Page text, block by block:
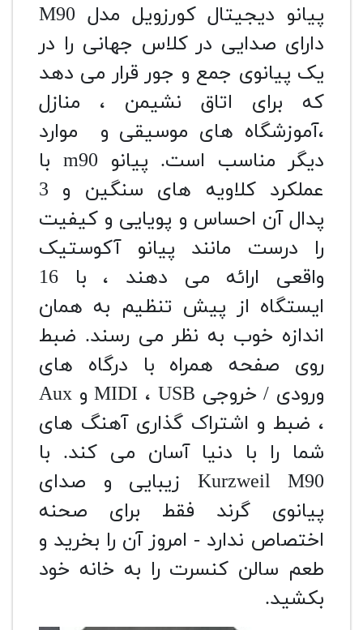
پیانو دیجیتال کورزویل مدل M90
دارای صدایی در کلاس جهانی را در
یک پیانوی جمع و جور قرار می دهد
که برای اتاق نشیمن ، منازل
،آموزشگاه های موسیقی و موارد
دیگر مناسب است. پیانو m90 با
عملکرد کلاویه های سنگین و 3
پدال آن احساس و پویایی و کیفیت
را درست مانند پیانو آکوستیک
واقعی ارائه می دهند ، با 16
ایستگاه از پیش تنظیم به همان
اندازه خوب به نظر می رسند. ضبط
روی صفحه همراه با درگاه های
ورودی / خروجی MIDI ، USB و Aux
، ضبط و اشتراک گذاری آهنگ های
شما را با دنیا آسان می کند. با
Kurzweil M90 زیبایی و صدای
پیانوی گرند فقط برای صحنه
اختصاص ندارد - امروز آن را بخرید و
طعم سالن کنسرت را به خانه خود
بکشید.